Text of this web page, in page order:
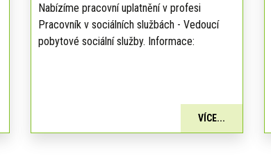
Nabízíme pracovní uplatnění v profesi
Pracovník v sociálních službách - Vedoucí
pobytové sociální služby. Informace:
VÍCE...